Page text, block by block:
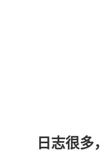
日志很多